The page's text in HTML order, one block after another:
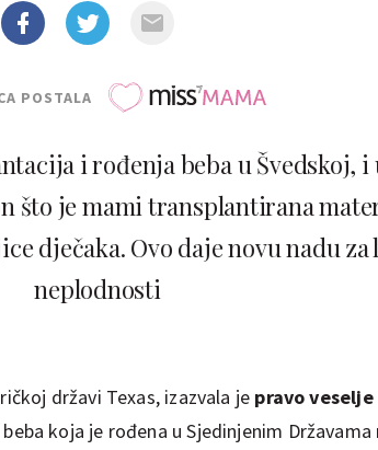
POSTALA
i rođenja beba u Švedskoj, i
što je mami transplantirana
dječaka. Ovo daje novu nadu
neplodnosti
državi Texas, izazvala je pravo veselje
beba koja je rođena u Sjedinjenim